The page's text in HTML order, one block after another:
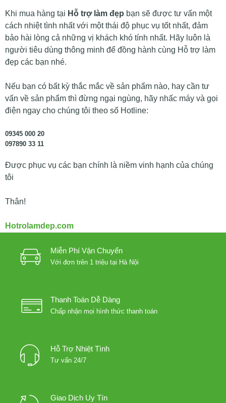
Khi mua hàng tại Hỗ trợ làm đẹp bạn sẽ được tư vấn một
cách nhiệt tình nhất với một thái độ phục vụ tốt nhất, đảm
bảo hài lòng cả những vị khách khó tính nhất. Hãy luôn là
người tiêu dùng thông minh để đồng hành cùng Hỗ trợ làm
đẹp các bạn nhé.
Nếu bạn có bất kỳ thắc mắc về sản phẩm nào, hay cần tư
vấn về sản phẩm thì đừng ngại ngùng, hãy nhấc máy và gọi
điện ngay cho chúng tôi theo số Hotline:
09345 000 20
097890 33 11
Được phục vụ các bạn chính là niềm vinh hạnh của chúng
tôi
Thân!
Hotrolamdep.com
Miễn Phí Vận Chuyển
Với đơn trên 1 triệu tại Hà Nội
Thanh Toán Dễ Dàng
Chấp nhận mọi hình thức thanh toán
Hỗ Trợ Nhiệt Tình
Tư vấn 24/7
Giao Dịch Uy Tín